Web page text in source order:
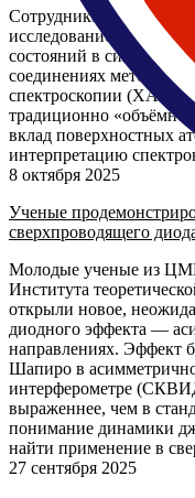
Сотрудниками
исследование
состояний в сильно
соединениях методом
спектроскопии (XAS). В
традиционно
вклад поверхностных
интерпретацию
8 октября 2025
Ученые
сверхпроводящего
Молодые ученые из
Института
открыли новое,
диодного эффекта —
направлениях. Эффект
Шапиро в
интерферометре
выраженнее, чем в
понимание динамики
найти применение в
27 сентября 2025